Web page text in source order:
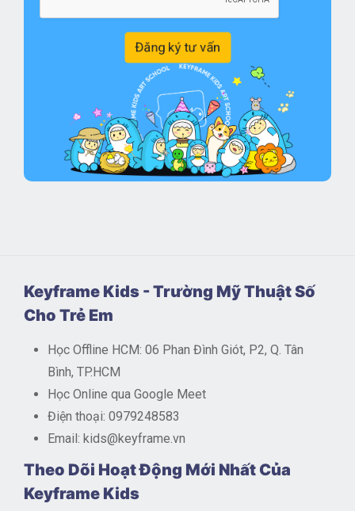
Đăng ký tư vấn
Keyframe Kids - Trường Mỹ Thuật Số
Cho Trẻ Em
Học Offline HCM: 06 Phan Đình Giót, P2, Q. Tân
Bình, TP.HCM
Học Online qua Google Meet
Điện thoại: 0979248583
Email: kids@keyframe.vn
Theo Dõi Hoạt Động Mới Nhất Của
Keyframe Kids